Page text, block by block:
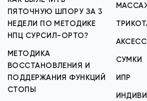
ПЯТОЧНУЮ ШПОРУ ЗА 3
НЕДЕЛИ ПО МЕТОДИКЕ
НПЦ СУРСИЛ-ОРТО?
МЕТОДИКА
ВОССТАНОВЛЕНИЯ И
ПОДДЕРЖАНИЯ ФУНКЦИЙ
СТОПЫ
СУМКИ
ИПР